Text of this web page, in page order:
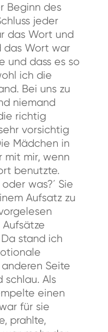
Beginn des
jeder
das Wort und
das Wort war
und dass es so
ich die
Bei uns zu
niemand
richtig
vorsichtig
Mädchen in
mit mir, wenn
benutzte.
was?´ Sie
Aufsatz zu
stand ich
Seite
schlau. Als
einen
für sie
prahlte,